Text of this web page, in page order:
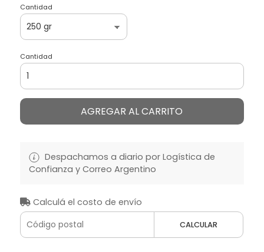
Cantidad
Cantidad
AGREGAR AL CARRITO
Despachamos a diario por Logística de
Confianza y Correo Argentino
Calculá el costo de envío
CALCULAR